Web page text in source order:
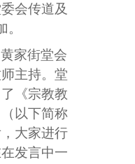
会传道及
家街堂会
主持。堂
《宗教教
以下简称
，大家进行
发言中一